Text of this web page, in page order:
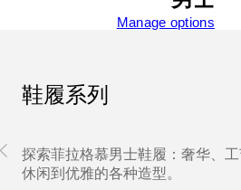
鞋履系列
探索菲拉格慕男士鞋履：奢华、
休闲到优雅的各种造型。
Manage options